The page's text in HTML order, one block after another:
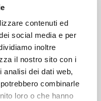
contenuti ed
social media e per
inoltre
il nostro sito con i
analisi dei dati web,
combinarle
loro o che hanno
US
12